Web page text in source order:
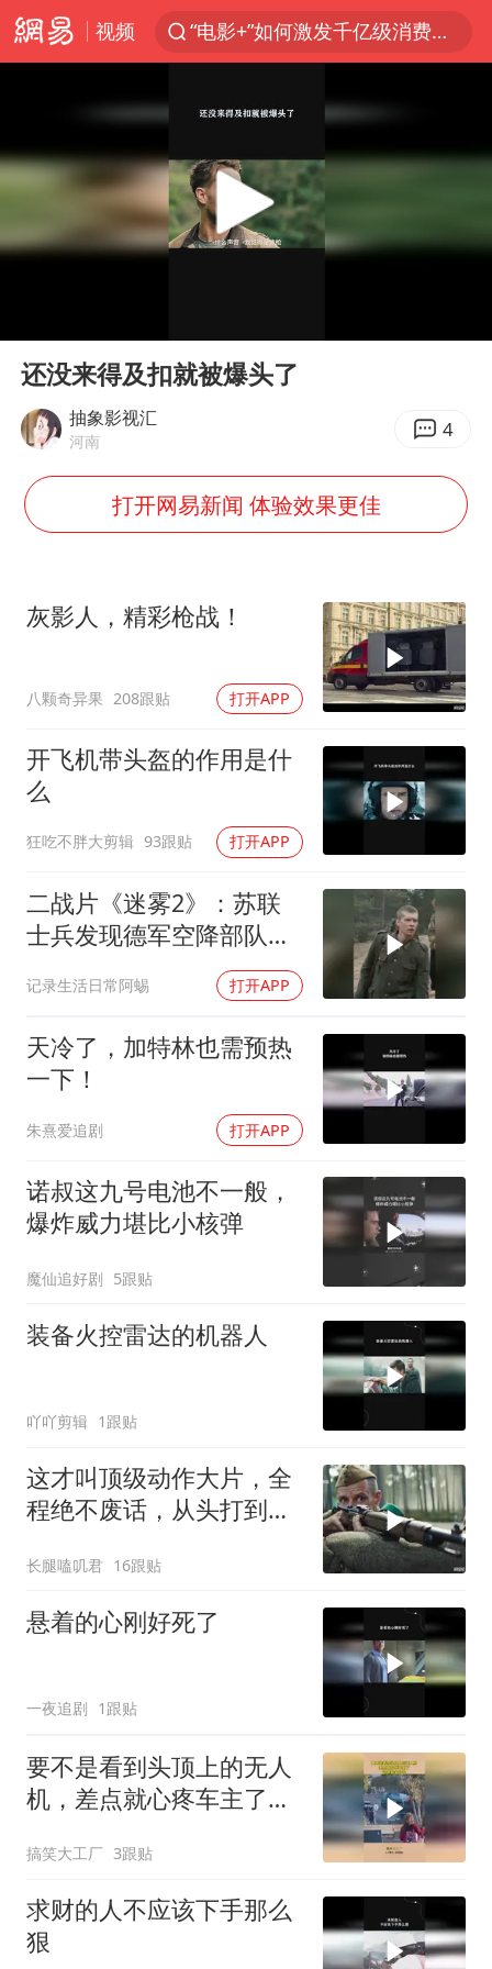
视频
“电影+”如何激发千亿级消费新活力？
台风白海豚中心风力增强
向鹏0-3不敌张本智和
百花奖开幕式
四川宜宾高县4.9级地震致1死
“新疆阿勒泰八月能滑雪”不实
国防部：中国军队坚决反制任何闹海挑衅图谋
陈幸同晋级WTT横滨冠军赛8强
两名乘客在飞机上因调节座椅起冲突
女儿为争财产堵门阻挠父亲出殡
今日立秋你咬秋了吗
夯实基础开新局
Play
还没来得及扣就被爆头了
抽象影视汇
河南 4
打开网易新闻 体验效果更佳
灰影人，精彩枪战！
八颗奇异果 208跟贴 打开APP
开飞机带头盔的作用是什
么
狂吃不胖大剪辑 93跟贴 打开APP
二战片《迷雾2》：苏联
士兵发现德军空降部队，
记录生活日常阿蜴 打开APP
天冷了，加特林也需预热
一下！
朱熹爱追剧 打开APP
诺叔这九号电池不一般，
爆炸威力堪比小核弹
魔仙追好剧 5跟贴
装备火控雷达的机器人
吖吖剪辑 1跟贴
这才叫顶级动作大片，全
程绝不废话，从头打到
长腿嗑叽君 16跟贴
悬着的心刚好死了
一夜追剧 1跟贴
要不是看到头顶上的无人
机，差点就心疼车主了，
搞笑大工厂 3跟贴
求财的人不应该下手那么
狠